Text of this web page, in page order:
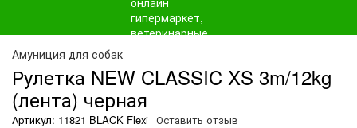
Амуниция для собак
Рулетка NEW CLASSIC XS 3m/12kg
(лента) черная
Артикул: 11821 BLACK Flexi Оставить отзыв